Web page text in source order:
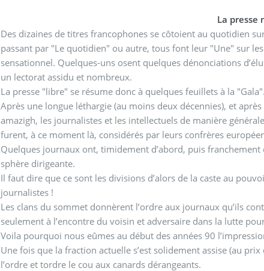
La presse
Des dizaines de titres francophones se côtoient au quotidien
passant par "Le quotidien" ou autre, tous font leur "Une" sur
sensationnel. Quelques-uns osent quelques dénonciations
un lectorat assidu et nombreux.
La presse "libre" se résume donc à quelques feuillets à la "Gala".
Après une longue léthargie (au moins deux décennies), et
amazigh, les journalistes et les intellectuels de manière
furent, à ce moment là, considérés par leurs confrères
Quelques journaux ont, timidement d’abord, puis
sphère dirigeante.
Il faut dire que ce sont les divisions d’alors de la caste au
journalistes !
Les clans du sommet donnèrent l’ordre aux journaux qu’ils
seulement à l’encontre du voisin et adversaire dans la lutte
Voila pourquoi nous eûmes au début des années 90
Une fois que la fraction actuelle s’est solidement assise (au
l’ordre et tordre le cou aux canards dérangeants.